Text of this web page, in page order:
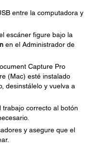
entre la computadora y
escáner figure bajo la
en el Administrador de
Capture Pro
(Mac) esté instalado
desinstálelo y vuelva a
correcto al botón
y asegure que el